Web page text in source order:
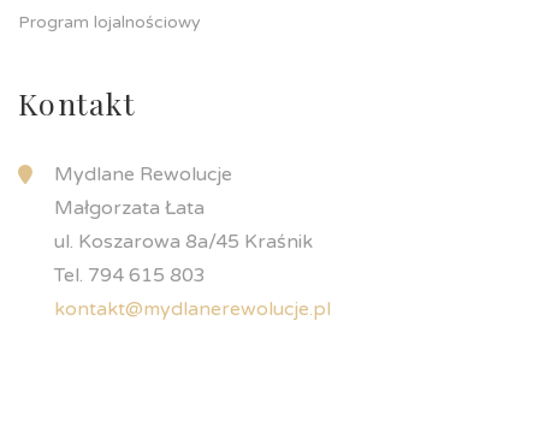
Program lojalnościowy
Kontakt
Mydlane Rewolucje
Małgorzata Łata
ul. Koszarowa 8a/45 Kraśnik
Tel. 794 615 803
kontakt@mydlanerewolucje.pl